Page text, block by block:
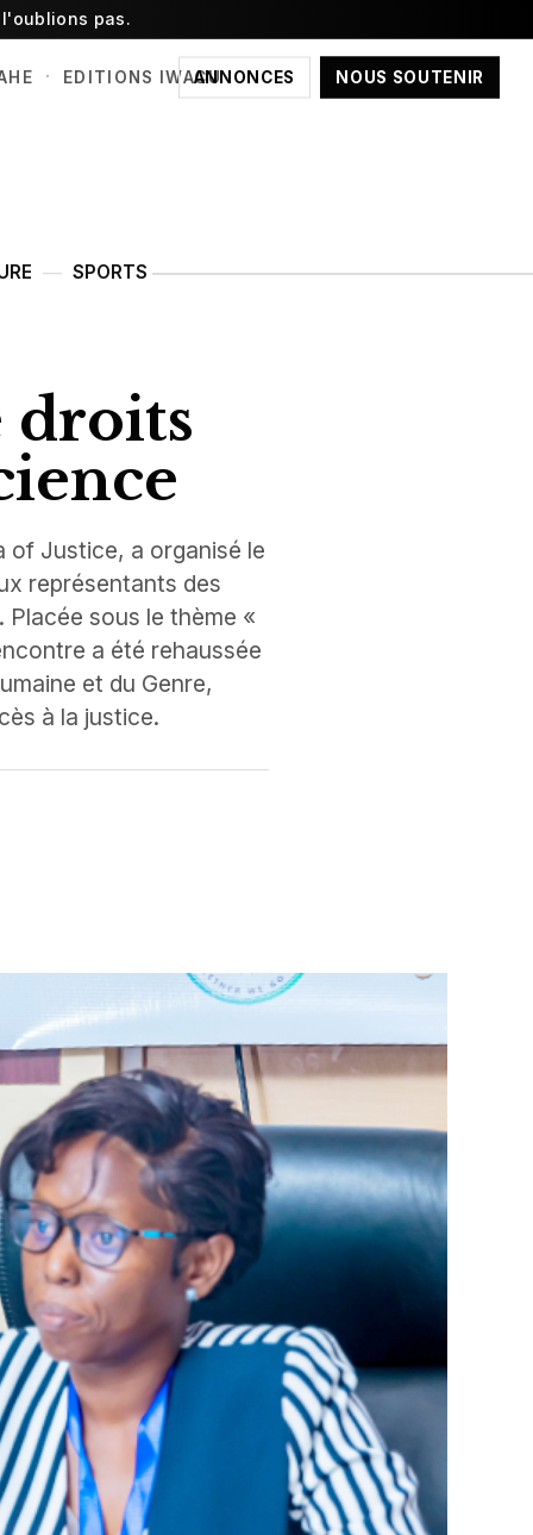
pas.
ANNONCES NOUS SOUTENIR
· EDITIONS IWACU
SPORTS
droits
of Justice, a organisé le
représentants des
sous le thème «
a été rehaussée
et du Genre,
à la justice.